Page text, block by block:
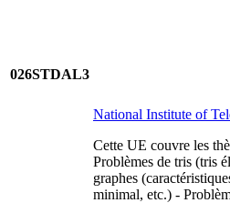
026STDAL3
National Institute of
Cette UE couvre les
Problèmes de tris (tris
graphes
minimal, etc.) -